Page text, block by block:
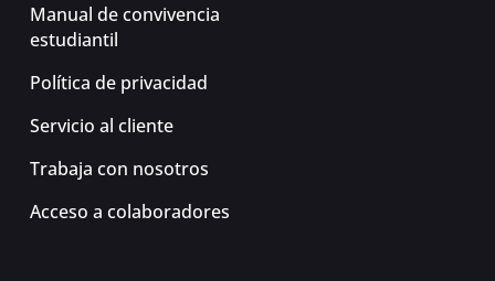
Manual de convivencia
estudiantil
Política de privacidad
Servicio al cliente
Trabaja con nosotros
Acceso a colaboradores